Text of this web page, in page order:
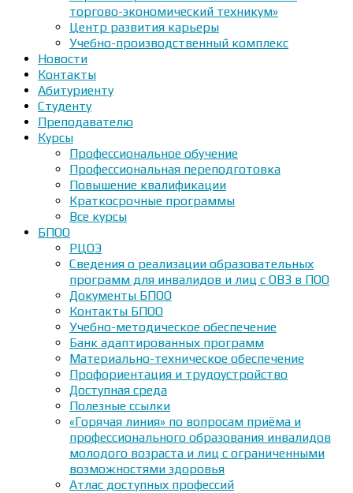
торгово-экономический техникум»
Центр развития карьеры
Учебно-производственный комплекс
Новости
Контакты
Абитуриенту
Студенту
Преподавателю
Курсы
Профессиональное обучение
Профессиональная переподготовка
Повышение квалификации
Краткосрочные программы
Все курсы
БПОО
РЦОЭ
Сведения о реализации образовательных
программ для инвалидов и лиц с ОВЗ в ПОО
Документы БПОО
Контакты БПОО
Учебно-методическое обеспечение
Банк адаптированных программ
Материально-техническое обеспечение
Профориентация и трудоустройство
Доступная среда
Полезные ссылки
«Горячая линия» по вопросам приёма и
профессионального образования инвалидов
молодого возраста и лиц с ограниченными
возможностями здоровья
Атлас доступных профессий